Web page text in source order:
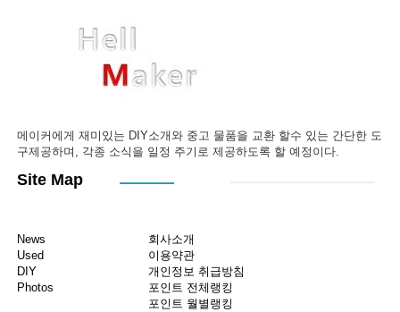
메이커에게 재미있는 DIY소개와 중고 물품을 교환 할수 있는 간단한 도
구제공하며, 각종 소식을 일정 주기로 제공하도록 할 예정이다.
Site Map
News
Used
DIY
Photos
회사소개
이용약관
개인정보 취급방침
포인트 전체랭킹
포인트 월별랭킹